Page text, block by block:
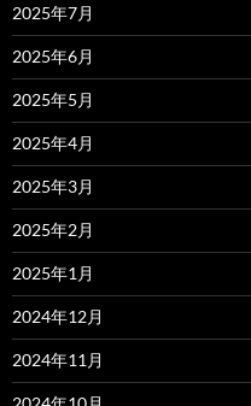
2025年7月
2025年6月
2025年5月
2025年4月
2025年3月
2025年2月
2025年1月
2024年12月
2024年11月